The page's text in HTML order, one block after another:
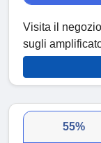
Visita il
sugli
55%